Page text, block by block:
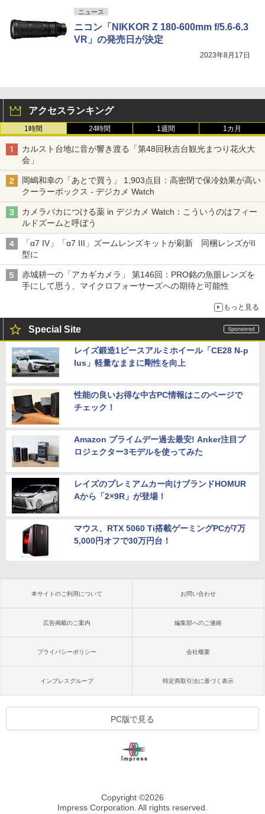
ニュース
ニコン「NIKKOR Z 180-600mm f/5.6-6.3
VR」の発売日が決定
2023年8月17日
アクセスランキング
1時間 24時間 1週間 1カ月
カルスト台地に音が響き渡る「第48回秋吉台観光まつり花火大
会」
岡嶋和幸の「あとで買う」 1,903点目：高密閉で保冷効果が高い
クーラーボックス - デジカメ Watch
カメラバカにつける薬 in デジカメ Watch：こういうのはフィー
ルドズームと呼ぼう
「α7 IV」「α7 III」ズームレンズキットが刷新 同梱レンズがII
型に
赤城耕一の「アカギカメラ」 第146回：PRO銘の魚眼レンズを
手にして思う、マイクロフォーサーズへの期待と可能性
もっと見る
Special Site
レイズ鍛造1ピースアルミホイール「CE28 N-p
lus」軽量なままに剛性を向上
性能の良いお得な中古PC情報はこのページで
チェック！
Amazon プライムデー過去最安! Anker注目プ
ロジェクター3モデルを使ってみた
レイズのプレミアムカー向けブランドHOMUR
Aから「2×9R」が登場！
マウス、RTX 5060 Ti搭載ゲーミングPCが7万
5,000円オフで30万円台！
本サイトのご利用について お問い合わせ
広告掲載のご案内 編集部へのご連絡
プライバシーポリシー 会社概要
インプレスグループ 特定商取引法に基づく表示
PC版で見る
Copyright ©2026
Impress Corporation. All rights reserved.